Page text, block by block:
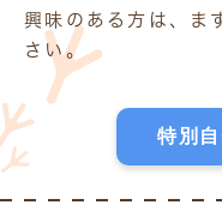
興味のある方は、ま
さい。
特別